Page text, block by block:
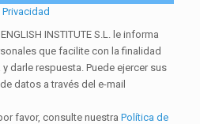
INSTITUTE S.L. le informa
que facilite con la finalidad
darle respuesta. Puede ejercer sus
datos a través del e-mail
favor, consulte nuestra Política de